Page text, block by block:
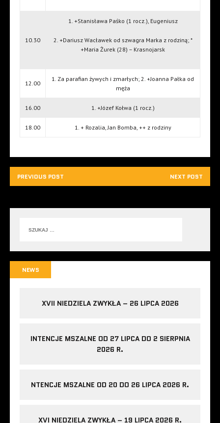
10.30
1. +Stanisława Paśko (1 rocz.), Eugeniusz
2. +Dariusz Wacławek od szwagra Marka z rodziną; *
+Maria Żurek (28) – Krasnojarsk
12.00
1. Za parafian żywych i zmarłych; 2. +Joanna Pałka od
męża
16.00 1. +Józef Kołwa (1 rocz.)
18.00 1. + Rozalia, Jan Bomba, ++ z rodziny
PREVIOUS POST NEXT POST
NEWS
XVII NIEDZIELA ZWYKŁA – 26 LIPCA 2026
INTENCJE MSZALNE OD 27 LIPCA DO 2 SIERPNIA
2026 R.
NTENCJE MSZALNE OD 20 DO 26 LIPCA 2026 R.
XVI NIEDZIELA ZWYKŁA – 19 LIPCA 2026 R.